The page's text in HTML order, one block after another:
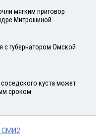
мягким приговор
Митрошиной
с губернатором Омской
куста может
сроком
СМИ2